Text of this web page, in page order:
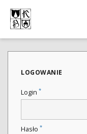
LOGOWANIE
Login *
Hasło *